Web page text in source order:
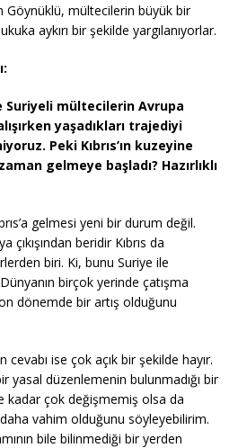
Göynüklü, mültecilerin büyük bir
aykırı bir şekilde yargılanıyorlar.
Suriyeli mültecilerin Avrupa
yaşadıkları trajediyi
Peki Kıbrıs’ın kuzeyine
gelmeye başladı? Hazırlıklı
gelmesi yeni bir durum değil.
çıkışından beridir Kıbrıs da
biri. Ki, bunu Suriye ile
birçok yerinde çatışma
dönemde bir artış olduğunu
cevabı ise çok açık bir şekilde hayır.
yasal düzenlemenin bulunmadığı bir
kadar çok değişmemiş olsa da
vahim olduğunu söyleyebilirim.
bile bilinmediği bir yerden